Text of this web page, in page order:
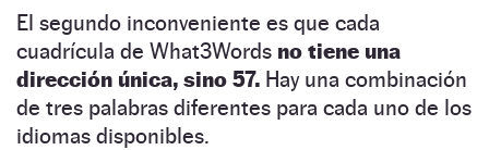
El segundo inconveniente es que cada
cuadrícula de What3Words no tiene una
dirección única, sino 57. Hay una combinación
de tres palabras diferentes para cada uno de los
idiomas disponibles.